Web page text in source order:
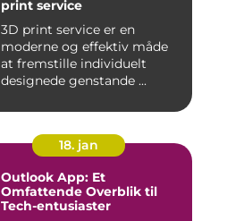
print service
3D print service er en
moderne og effektiv måde
at fremstille individuelt
designede genstande ...
18. jan
Outlook App: Et
Omfattende Overblik til
Tech-entusiaster